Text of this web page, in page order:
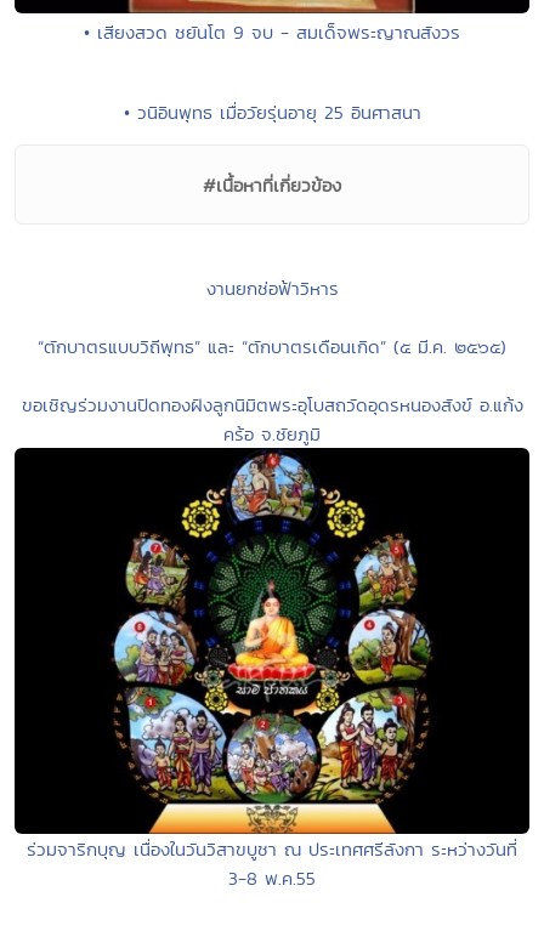
• เสียงสวด ชยันโต 9 จบ - สมเด็จพระญาณสังวร
• วนิอินพุทธ เมื่อวัยรุ่นอายุ 25 อินศาสนา
#เนื้อหาที่เกี่ยวข้อง
งานยกช่อฟ้าวิหาร
“ตักบาตรแบบวิถีพุทธ” และ “ตักบาตรเดือนเกิด” (๕ มี.ค. ๒๕๖๕)
ขอเชิญร่วมงานปิดทองฝังลูกนิมิตพระอุโบสถวัดอุดรหนองสังข์ อ.แก้ง
คร้อ จ.ชัยภูมิ
ร่วมจาริกบุญ เนื่องในวันวิสาขบูชา ณ ประเทศศรีลังกา ระหว่างวันที่
3-8 พ.ค.55